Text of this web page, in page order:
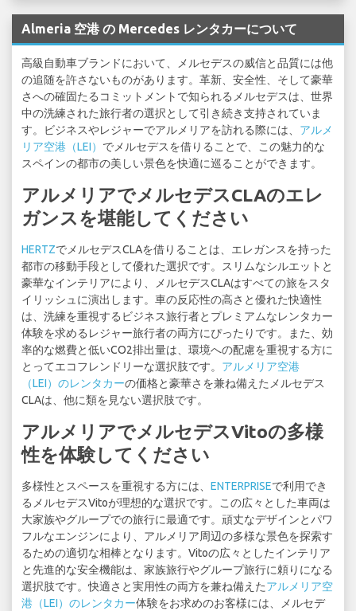
Almeria 空港 の Mercedes レンタカーについて
高級自動車ブランドにおいて、メルセデスの威信と品質には他
の追随を許さないものがあります。革新、安全性、そして豪華
さへの確固たるコミットメントで知られるメルセデスは、世界
中の洗練された旅行者の選択として引き続き支持されていま
す。ビジネスやレジャーでアルメリアを訪れる際には、 アルメ
リア空港（LEI） でメルセデスを借りることで、この魅力的な
スペインの都市の美しい景色を快適に巡ることができます。
アルメリアでメルセデスCLAのエレ
ガンスを堪能してください
HERTZでメルセデスCLAを借りることは、エレガンスを持った
都市の移動手段として優れた選択です。スリムなシルエットと
豪華なインテリアにより、メルセデスCLAはすべての旅をスタ
イリッシュに演出します。車の反応性の高さと優れた快適性
は、洗練を重視するビジネス旅行者とプレミアムなレンタカー
体験を求めるレジャー旅行者の両方にぴったりです。また、効
率的な燃費と低いCO2排出量は、環境への配慮を重視する方に
とってエコフレンドリーな選択肢です。 アルメリア空港
（LEI）のレンタカーの価格と豪華さを兼ね備えたメルセデス
CLAは、他に類を見ない選択肢です。
アルメリアでメルセデスVitoの多様
性を体験してください
多様性とスペースを重視する方には、 ENTERPRISEで利用でき
るメルセデスVitoが理想的な選択です。この広々とした車両は
大家族やグループでの旅行に最適です。頑丈なデザインとパワ
フルなエンジンにより、アルメリア周辺の多様な景色を探索す
るための適切な相棒となります。Vitoの広々としたインテリア
と先進的な安全機能は、家族旅行やグループ旅行に頼りになる
選択肢です。快適さと実用性の両方を兼ね備えたアルメリア空
港（LEI）のレンタカー体験をお求めのお客様には、メルセデ